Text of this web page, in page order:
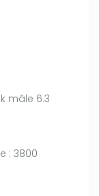
mâle 6.3
: 3800